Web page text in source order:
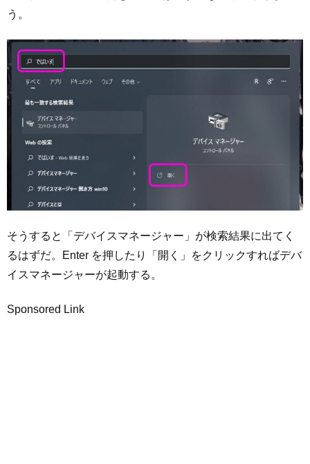
う。
そうすると「デバイスマネージャー」が検索結果に出てく
るはずだ。Enter を押したり「開く」をクリックすればデバ
イスマネージャーが起動する。
Sponsored Link